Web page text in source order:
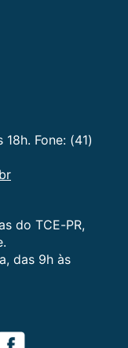
Fone: (41)
do TCE-PR,
das 9h às